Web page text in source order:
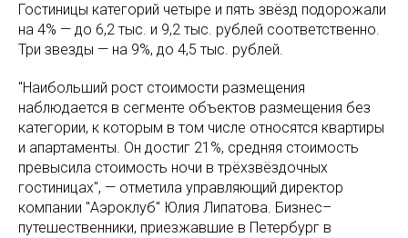
Гостиницы категорий четыре и пять звёзд подорожали
на 4% — до 6,2 тыс. и 9,2 тыс. рублей соответственно.
Три звезды — на 9%, до 4,5 тыс. рублей.
"Наибольший рост стоимости размещения
наблюдается в сегменте объектов размещения без
категории, к которым в том числе относятся квартиры
и апартаменты. Он достиг 21%, средняя стоимость
превысила стоимость ночи в трёхзвёздочных
гостиницах", — отметила управляющий директор
компании "Аэроклуб" Юлия Липатова. Бизнес–
путешественники, приезжавшие в Петербург в